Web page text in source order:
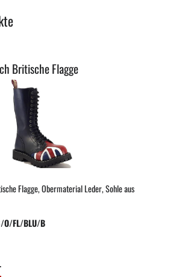
Britische Flagge
Flagge, Obermaterial Leder, Sohle aus
O/FL/BLU/B